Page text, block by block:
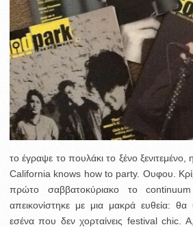
το έγραψε το πουλάκι το ξένο
California knows how to party. Ουφου.
πρώτο σαββατοκύριακο το continuum
απεικονίστηκε με μια μακρά ευθεία:
εσένα που δεν χορταίνεις festival chic.